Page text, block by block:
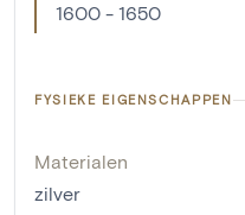
1600 - 1650
FYSIEKE EIGENSCHAPPEN
Materialen
zilver